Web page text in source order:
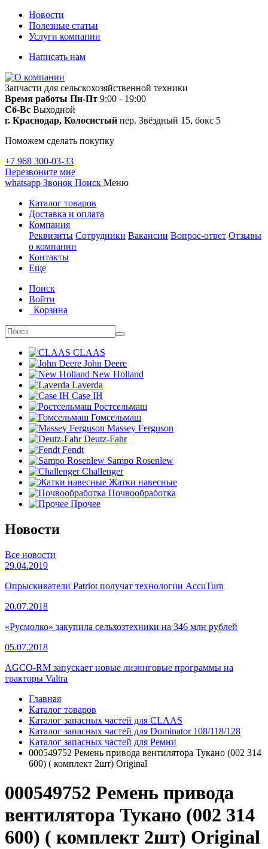
Новости
Полезные статьи
Услуги компании
Написать нам
Запчасти для сельскохозяйственной техники
Время работы Пн-Пт 9:00 - 19:00
Сб-Вс Выходной
г. Краснодар, Колосистый пер. Звёздный 15, бокс 5
Поможем сделать покупку
+7 968 300-03-33
Перезвоните мне
whatsapp Звонок Поиск Меню
Каталог товаров
Доставка и оплата
Компания
Реквизиты Сотрудники Вакансии Вопрос-ответ Отзывы
о компании
Контакты
Еще
Поиск
Войти
Корзина
CLAAS
John Deere
New Holland
Laverda
Case IH
Ростсельмаш
Гомсельмаш
Massey Ferguson
Deutz-Fahr
Fendt
Sampo Rosenlew
Challenger
Жатки навесные
Почвообработка
Прочее
Новости
Все новости
29.04.2019
Опрыскиватели Patriot получат технологии AccuTurn
20.07.2018
«Русмолко» закупила сельхозтехники на 346 млн рублей
05.07.2018
AGCO-RM запускает новые лизинговые программы на
тракторы Valtra
Главная
Каталог товаров
Каталог запасных частей для CLAAS
Каталог запасных частей для Dominator 108/118/128
Каталог запасных частей для Ремни
000549752 Ремень привода вентилятора Тукано (002 314
600) ( комплект 2шт) Original
000549752 Ремень привода
вентилятора Тукано (002 314
600) ( комплект 2шт) Original